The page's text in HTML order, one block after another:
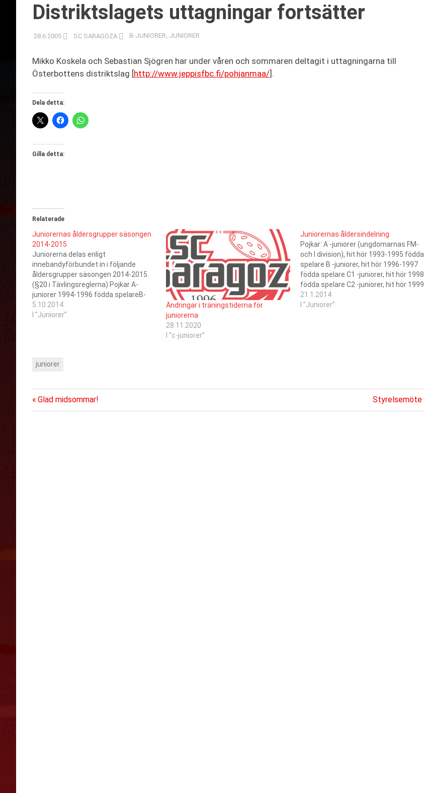
Distriktslagets uttagningar fortsätter
28.6.2005 SC SARAGOZA B-JUNIORER, JUNIORER
Mikko Koskela och Sebastian Sjögren har under våren och sommaren deltagit i uttagningarna till
Österbottens distriktslag [http://www.jeppisfbc.fi/pohjanmaa/].
Dela detta:
Gilla detta:
Relaterade
Juniorernas åldersgrupper säsongen
2014-2015
Juniorerna delas enligt
innebandyförbundet in i följande
åldersgrupper säsongen 2014-2015.
(§20 i Tävlingsreglerna) Pojkar A-
juniorer 1994-1996 födda spelareB-
juniorer 1997-1998 föddaC1-juniorer
1999 födda spelareC2-juniorer 2000
spelareF1-juniorer 2005 födda
födda spelare Flickor…
5.10.2014
I ”Juniorer”
Ändringar i träningstiderna för
juniorerna
28.11.2020
I ”c-juniorer”
Juniorernas åldersindelning
Pojkar: A -juniorer (ungdomarnas FM-
och I division), hit hör 1993-1995 födda
spelare B -juniorer, hit hör 1996-1997
födda spelare C1 -juniorer, hit hör 1998
födda spelare C2 -juniorer, hit hör 1999
födda spelare D1 -juniorer, hit hör 2000
födda spelare D2 -juniorer, hit hör 2001
21.1.2014
I ”Juniorer”
juniorer
Inläggsnavigering
Föregående
inlägg:
Glad midsommar!
Nästa
inlägg:
Styrelsemöte